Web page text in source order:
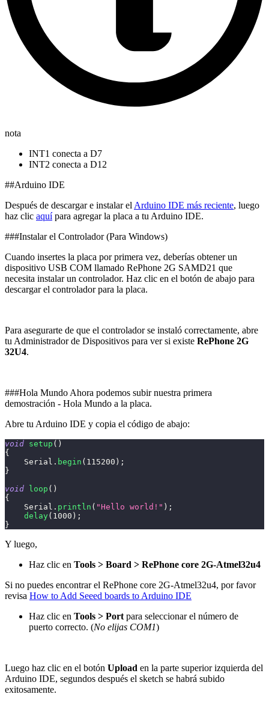
nota
INT1 conecta a D7
INT2 conecta a D12
##Arduino IDE
Después de descargar e instalar el Arduino IDE más reciente, luego
haz clic aquípara agregar la placa a tu Arduino IDE.
###Instalar el Controlador (Para Windows)
Cuando insertes la placa por primera vez, deberías obtener un
dispositivo USB COM llamado RePhone 2G SAMD21 que
necesita instalar un controlador. Haz clic en el botón de abajo para
descargar el controlador para la placa.
Para asegurarte de que el controlador se instaló correctamente, abre
tu Administrador de Dispositivos para ver si existe RePhone 2G
32U4.
###Hola Mundo Ahora podemos subir nuestra primera
demostración - Hola Mundo a la placa.
Abre tu Arduino IDE y copia el código de abajo:
void setup ( )
{
    Serial
. begin ( 115200 ) ;
}
void loop ( )
{
    Serial
. println ( "Hello world!" ) ;
delay( 1000 ) ;
}
Y luego,
Haz clic en Tools > Board > RePhone core 2G-Atmel32u4
Si no puedes encontrar el RePhone core 2G-Atmel32u4, por favor
revisa How to Add Seeed boards to Arduino IDE
Haz clic en Tools > Port para seleccionar el número de
puerto correcto. (No elijas COM1)
Luego haz clic en el botón Upload en la parte superior izquierda del
Arduino IDE, segundos después el sketch se habrá subido
exitosamente.